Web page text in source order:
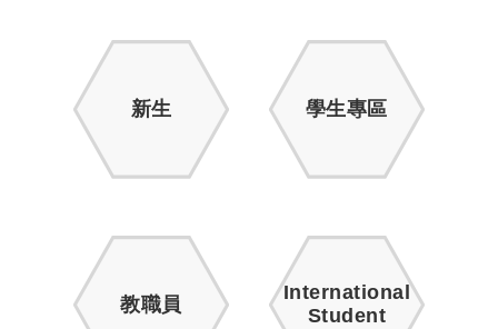
新生 學生專區
教職員
International
Student